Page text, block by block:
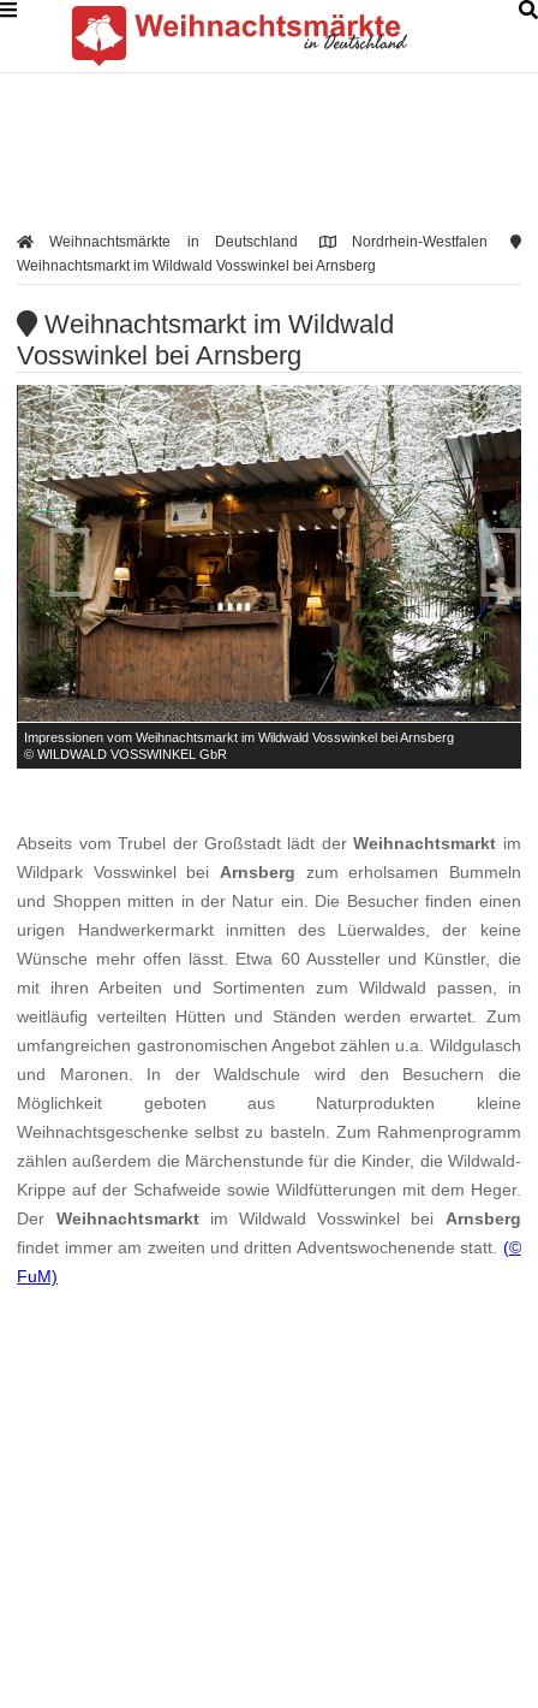
Weihnachtsmärkte in Deutschland
Nordrhein-Westfalen
Weihnachtsmarkt im Wildwald Vosswinkel bei Arnsberg
Weihnachtsmarkt im Wildwald
Vosswinkel bei Arnsberg
Impressionen vom Weihnachtsmarkt im Wildwald Vosswinkel bei Arnsberg
© WILDWALD VOSSWINKEL GbR
 
Abseits vom Trubel der Großstadt lädt derWeihnachtsmarkt im
Wildpark Vosswinkel bei Arnsberg zum erholsamen Bummeln
und Shoppen mitten in der Natur ein. Die Besucher finden einen
urigen Handwerkermarkt inmitten des Lüerwaldes, der keine
Wünsche mehr offen lässt. Etwa 60 Aussteller und Künstler, die
mit ihren Arbeiten und Sortimenten zum Wildwald passen, in
weitläufig verteilten Hütten und Ständen werden erwartet. Zum
umfangreichen gastronomischen Angebot zählen u.a. Wildgulasch
und Maronen. In der Waldschule wird den Besuchern die
Möglichkeit geboten aus Naturprodukten kleine
Weihnachtsgeschenke selbst zu basteln. Zum Rahmenprogramm
zählen außerdem die Märchenstunde für die Kinder, die Wildwald-
Krippe auf der Schafweide sowie Wildfütterungen mit dem Heger.
Der Weihnachtsmarktim Wildwald Vosswinkel bei Arnsberg
findet immer am zweiten und dritten Adventswochenende statt. (©
FuM)